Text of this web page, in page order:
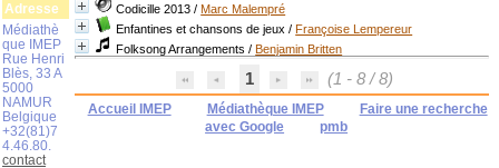
Codicille 2013 /Marc Malempré
Enfantines et chansons de jeux /Françoise Lempereur
Folksong Arrangements /Benjamin Britten
1 (1 - 8 / 8)
Accueil IMEP Médiathèque IMEP
Faire une recherche
avec Google
pmb
Adresse
Médiathè
que IMEP
Rue Henri
Blès, 33 A
5000
NAMUR
Belgique
+32(81)7
4.46.80.
contact